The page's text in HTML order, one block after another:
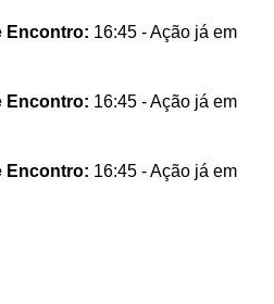
Encontro: 16:45 - Ação já em
Encontro: 16:45 - Ação já em
Encontro: 16:45 - Ação já em